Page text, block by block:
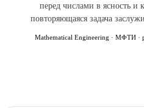
перед числами в ясность и
повторяющаяся задача
Mathematical Engineering · МФТИ ·